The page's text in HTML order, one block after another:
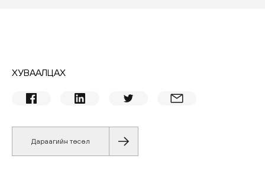
ХУВААЛЦАХ
Дараагийн төсөл